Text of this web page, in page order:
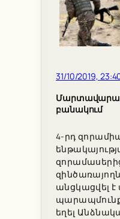
31/10/2019,
բանակում
4-րդ
անցկացվել
եղել